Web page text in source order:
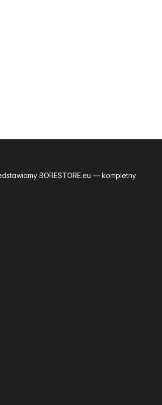
BORESTORE.eu — kompletny